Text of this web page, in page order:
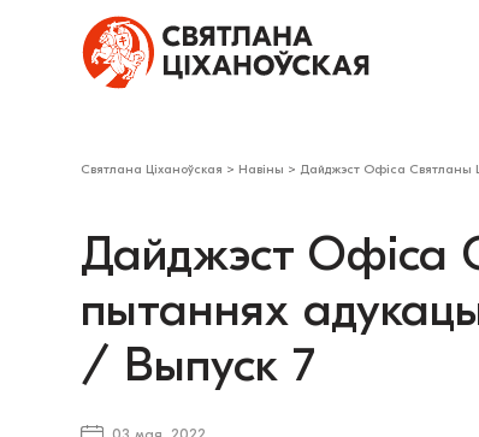
Святлана Ціханоўская > Навіны > Дайджэст Офіса Святланы
Дайджэст Офіса
пытаннях
/ Выпуск 7